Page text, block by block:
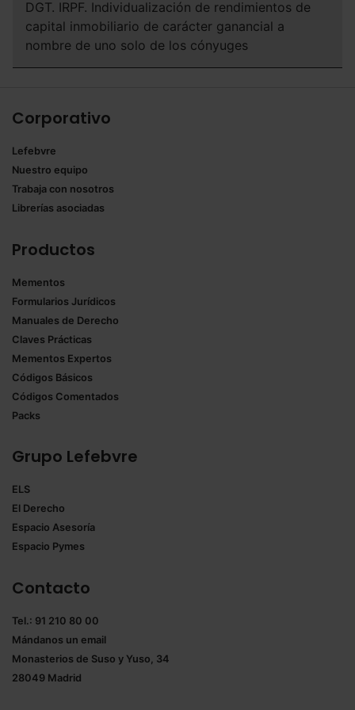
DGT. IRPF. Individualización de rendimientos de
capital inmobiliario de carácter ganancial a
nombre de uno solo de los cónyuges
Corporativo
Lefebvre
Nuestro equipo
Trabaja con nosotros
Librerías asociadas
Productos
Mementos
Formularios Jurídicos
Manuales de Derecho
Claves Prácticas
Mementos Expertos
Códigos Básicos
Códigos Comentados
Packs
Grupo Lefebvre
ELS
El Derecho
Espacio Asesoría
Espacio Pymes
Contacto
Tel.: 91 210 80 00
Mándanos un email
Monasterios de Suso y Yuso, 34
28049 Madrid